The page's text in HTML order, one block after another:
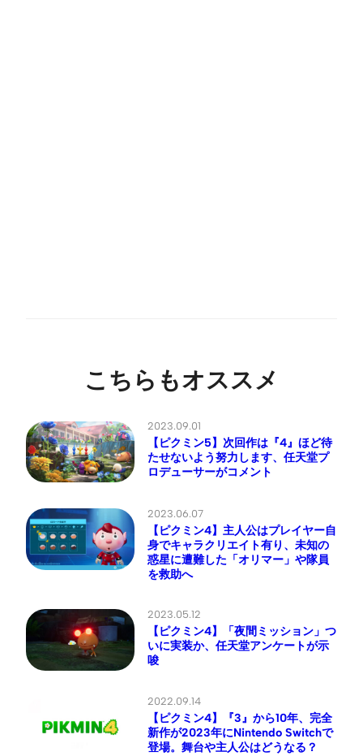
こちらもオススメ
2023.09.01
【ピクミン5】次回作は『4』ほど待
たせないよう努力します、任天堂プ
ロデューサーがコメント
2023.06.07
【ピクミン4】主人公はプレイヤー自
身でキャラクリエイト有り、未知の
惑星に遭難した「オリマー」や隊員
を救助へ
2023.05.12
【ピクミン4】「夜間ミッション」つ
いに実装か、任天堂アンケートが示
唆
2022.09.14
【ピクミン4】『3』から10年、完全
新作が2023年にNintendo Switchで
登場。舞台や主人公はどうなる？